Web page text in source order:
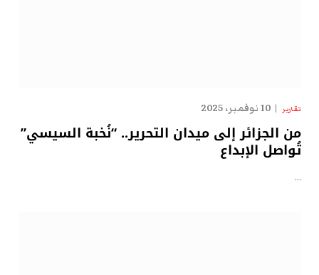
تقارير 10 نوفمبر، 2025
من الجزائر إلى ميدان التحرير.. “نُخبة السيسي”
تُواصل الإبداع
…